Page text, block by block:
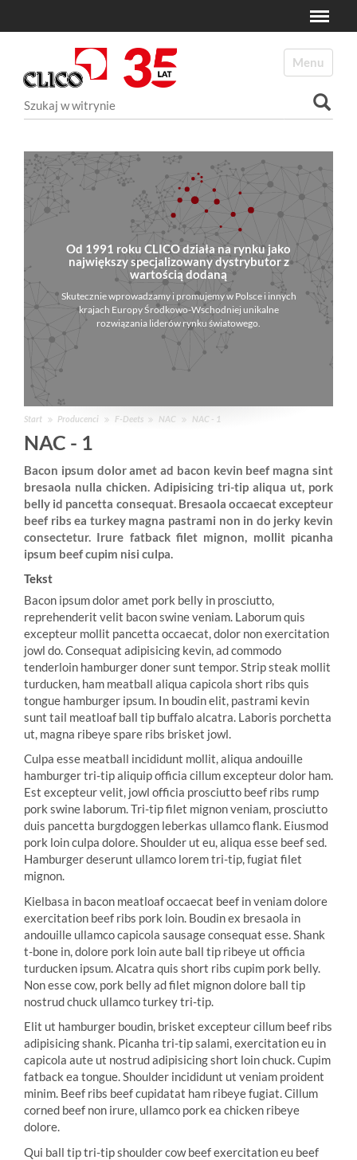
Toggle
Od 1991 roku CLICO działa na rynku jako
największy specjalizowany dystrybutor z
wartością dodaną
Skutecznie wprowadzamy i promujemy w Polsce i innych
krajach Europy Środkowo-Wschodniej unikalne
rozwiązania liderów rynku światowego.
Start Producenci F-Deets NAC NAC - 1
NAC - 1
Bacon ipsum dolor amet ad bacon kevin beef magna sint
bresaola nulla chicken. Adipisicing tri-tip aliqua ut, pork
belly id pancetta consequat. Bresaola occaecat excepteur
beef ribs ea turkey magna pastrami non in do jerky kevin
consectetur. Irure fatback filet mignon, mollit picanha
ipsum beef cupim nisi culpa.
Tekst
Bacon ipsum dolor amet pork belly in prosciutto,
reprehenderit velit bacon swine veniam. Laborum quis
excepteur mollit pancetta occaecat, dolor non exercitation
jowl do. Consequat adipisicing kevin, ad commodo
tenderloin hamburger doner sunt tempor. Strip steak mollit
turducken, ham meatball aliqua capicola short ribs quis
tongue hamburger ipsum. In boudin elit, pastrami kevin
sunt tail meatloaf ball tip buffalo alcatra. Laboris porchetta
ut, magna ribeye spare ribs brisket jowl.
Culpa esse meatball incididunt mollit, aliqua andouille
hamburger tri-tip aliquip officia cillum excepteur dolor ham.
Est excepteur velit, jowl officia prosciutto beef ribs rump
pork swine laborum. Tri-tip filet mignon veniam, prosciutto
duis pancetta burgdoggen leberkas ullamco flank. Eiusmod
pork loin culpa dolore. Shoulder ut eu, aliqua esse beef sed.
Hamburger deserunt ullamco lorem tri-tip, fugiat filet
mignon.
Kielbasa in bacon meatloaf occaecat beef in veniam dolore
exercitation beef ribs pork loin. Boudin ex bresaola in
andouille ullamco capicola sausage consequat esse. Shank
t-bone in, dolore pork loin aute ball tip ribeye ut officia
turducken ipsum. Alcatra quis short ribs cupim pork belly.
Non esse cow, pork belly ad filet mignon dolore ball tip
nostrud chuck ullamco turkey tri-tip.
Elit ut hamburger boudin, brisket excepteur cillum beef ribs
adipisicing shank. Picanha tri-tip salami, exercitation eu in
capicola aute ut nostrud adipisicing short loin chuck. Cupim
fatback ea tongue. Shoulder incididunt ut veniam proident
minim. Beef ribs beef cupidatat ham ribeye fugiat. Cillum
corned beef non irure, ullamco pork ea chicken ribeye
dolore.
Qui ball tip tri-tip shoulder cow beef exercitation eu beef